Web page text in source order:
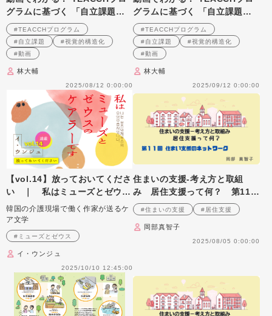
グラムに基づく 「自立課題」
の作り方と実践のポイント 第
9回
#TEACCHプログラム
#自立課題
#視覚的構造化
#動画
林大輔
2025/08/12 0:00:00
グラムに基づく 「自立課題」
の作り方と実践のポイント 第
10回
#TEACCHプログラム
#自立課題
#視覚的構造化
#動画
林大輔
2025/09/12 0:00:00
【vol.14】放っておいてくださ
い ｜ 私はミューズとゼウス
のケアラーです
韓国の介護現場で働く作家が送るケ
ア文学
#ミューズとゼウス
イ・ウンジュ
2025/10/10 12:45:00
住まいの支援‐考え方と取組
み 居住支援って何？ 第11
回 住まい支援のネットワーク
#住まいの支援 #居住支援
岡部真智子
2025/08/05 0:00:00